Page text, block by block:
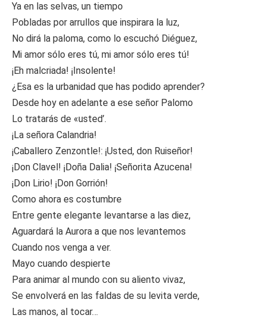
Ya en las selvas, un tiempo
Pobladas por arrullos que inspirara la luz,
No dirá la paloma, como lo escuchó Diéguez,
Mi amor sólo eres tú, mi amor sólo eres tú!
¡Eh malcriada! ¡Insolente!
¿Esa es la urbanidad que has podido aprender?
Desde hoy en adelante a ese señor Palomo
Lo tratarás de «usted’.
¡La señora Calandria!
¡Caballero Zenzontle!: ¡Usted, don Ruiseñor!
¡Don Clavel! ¡Doña Dalia! ¡Señorita Azucena!
¡Don Lirio! ¡Don Gorrión!
Como ahora es costumbre
Entre gente elegante levantarse a las diez,
Aguardará la Aurora a que nos levantemos
Cuando nos venga a ver.
Mayo cuando despierte
Para animar al mundo con su aliento vivaz,
Se envolverá en las faldas de su levita verde,
Las manos, al tocar…